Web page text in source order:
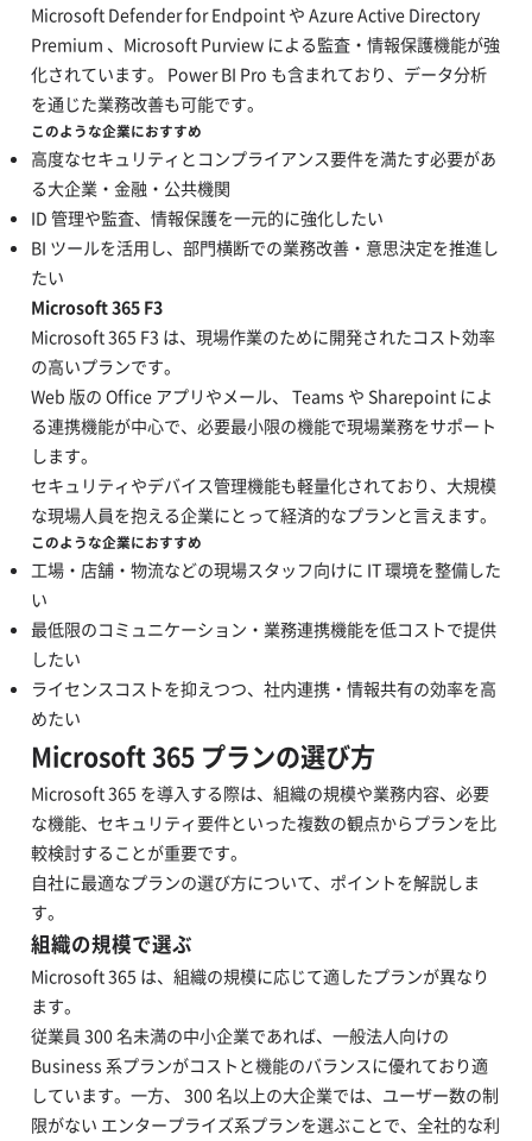
Microsoft Defender for Endpoint や Azure Active Directory
Premium 、Microsoft Purview による監査・情報保護機能が強
化されています。 Power BI Pro も含まれており、データ分析
を通じた業務改善も可能です。
このような企業におすすめ
高度なセキュリティとコンプライアンス要件を満たす必要があ
る大企業・金融・公共機関
ID 管理や監査、情報保護を一元的に強化したい
BI ツールを活用し、部門横断での業務改善・意思決定を推進し
たい
Microsoft 365 F3
Microsoft 365 F3 は、現場作業のために開発されたコスト効率
の高いプランです。
Web 版の Office アプリやメール、 Teams や Sharepoint によ
る連携機能が中心で、必要最小限の機能で現場業務をサポート
します。
セキュリティやデバイス管理機能も軽量化されており、大規模
な現場人員を抱える企業にとって経済的なプランと言えます。
このような企業におすすめ
工場・店舗・物流などの現場スタッフ向けに IT 環境を整備した
い
最低限のコミュニケーション・業務連携機能を低コストで提供
したい
ライセンスコストを抑えつつ、社内連携・情報共有の効率を高
めたい
Microsoft 365 プランの選び方
Microsoft 365 を導入する際は、組織の規模や業務内容、必要
な機能、セキュリティ要件といった複数の観点からプランを比
較検討することが重要です。
自社に最適なプランの選び方について、ポイントを解説しま
す。
組織の規模で選ぶ
Microsoft 365 は、組織の規模に応じて適したプランが異なり
ます。
従業員 300 名未満の中小企業であれば、一般法人向けの
Business 系プランがコストと機能のバランスに優れており適
しています。一方、 300 名以上の大企業では、ユーザー数の制
限がない エンタープライズ系プランを選ぶことで、全社的な利